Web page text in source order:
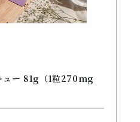
ー 81g（1粒270mg